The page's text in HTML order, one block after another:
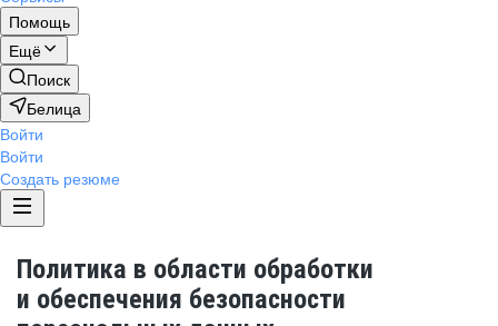
Помощь
Ещё
Поиск
Белица
Войти
Войти
Создать резюме
Политика в области обработки
и обеспечения безопасности